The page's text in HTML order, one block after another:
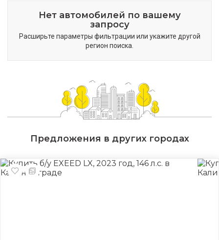
Нет автомобилей по вашему
запросу
Расширьте параметры фильтрации или укажите другой
регион поиска.
Предложения в других городах